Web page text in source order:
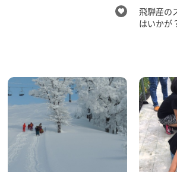
飛騨産の
はいかが